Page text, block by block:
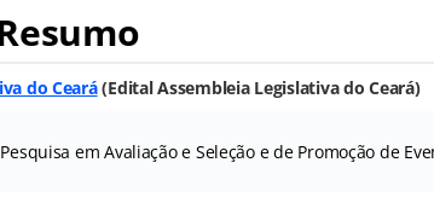
do Ceará(Edital Assembleia Legislativa do Ceará)
em Avaliação e Seleção e de Promoção de